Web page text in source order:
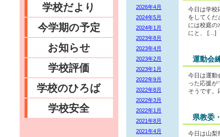
学校だより
今学期の予定
お知らせ
学校評価
学校のひろば
学校安全
2026年4月
2024年5月
2024年1月
2023年8月
2023年4月
2023年2月
2023年1月
2022年9月
2022年8月
2022年3月
2022年1月
2021年8月
2021年4月
今日は学校
をしてくだ
には校庭の
にと、 […]
運動会
今日は運動
った応援が
そうです。
県教委
今日は山梨